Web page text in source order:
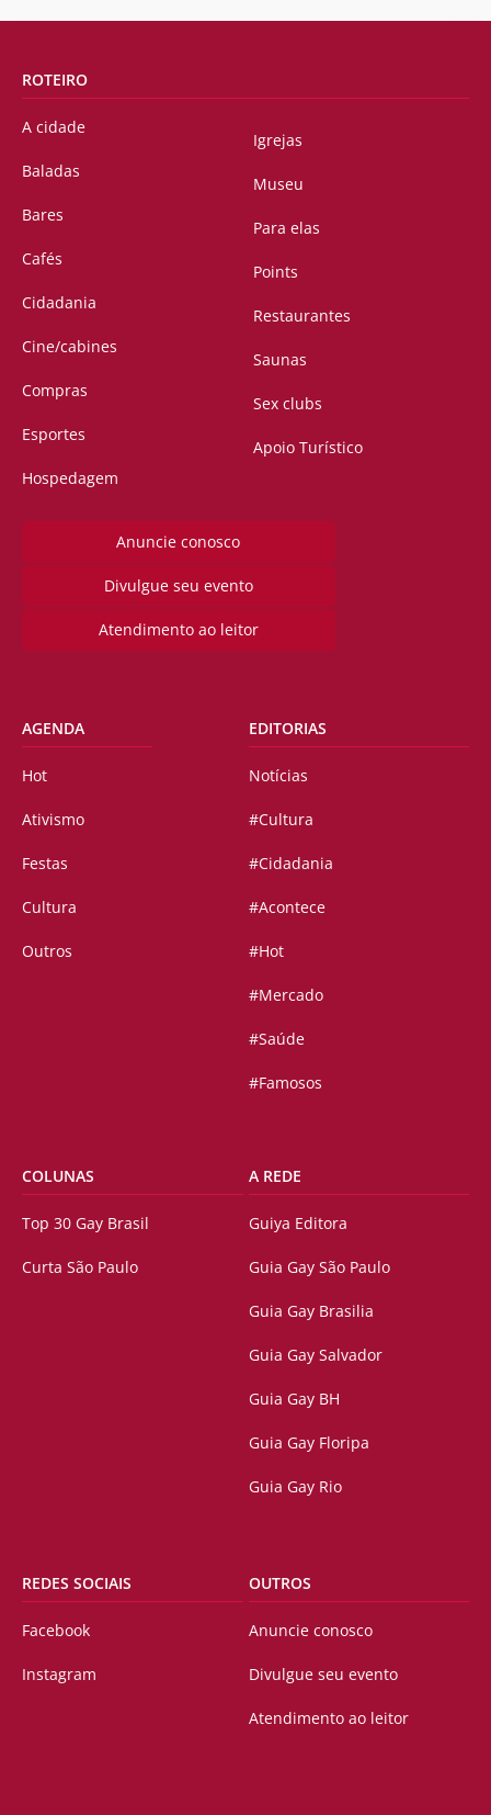
ROTEIRO
A cidade
Baladas
Bares
Cafés
Cidadania
Cine/cabines
Compras
Esportes
Hospedagem
Igrejas
Museu
Para elas
Points
Restaurantes
Saunas
Sex clubs
Apoio Turístico
Anuncie conosco
Divulgue seu evento
Atendimento ao leitor
AGENDA
Hot
Ativismo
Festas
Cultura
Outros
EDITORIAS
Notícias
#Cultura
#Cidadania
#Acontece
#Hot
#Mercado
#Saúde
#Famosos
COLUNAS
Top 30 Gay Brasil
Curta São Paulo
A REDE
Guiya Editora
Guia Gay São Paulo
Guia Gay Brasilia
Guia Gay Salvador
Guia Gay BH
Guia Gay Floripa
Guia Gay Rio
REDES SOCIAIS
Facebook
Instagram
OUTROS
Anuncie conosco
Divulgue seu evento
Atendimento ao leitor